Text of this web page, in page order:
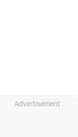
Advertisement